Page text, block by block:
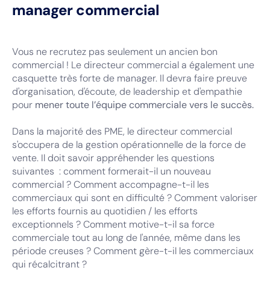
manager commercial
Vous ne recrutez pas seulement un ancien bon
commercial ! Le directeur commercial a également une
casquette très forte de manager. Il devra faire preuve
d'organisation, d'écoute, de leadership et d'empathie
pour mener toute l’équipe commerciale vers le succès.
Dans la majorité des PME, le directeur commercial
s'occupera de la gestion opérationnelle de la force de
vente. Il doit savoir appréhender les questions
suivantes : comment formerait-il un nouveau
commercial ? Comment accompagne-t-il les
commerciaux qui sont en difficulté ? Comment valoriser
les efforts fournis au quotidien / les efforts
exceptionnels ? Comment motive-t-il sa force
commerciale tout au long de l'année, même dans les
période creuses ? Comment gère-t-il les commerciaux
qui récalcitrant ?